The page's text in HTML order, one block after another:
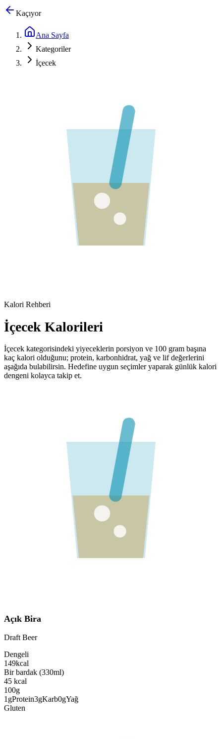
Kaçıyor
Ana Sayfa
Kategoriler
İçecek
Kalori Rehberi
İçecek Kalorileri
İçecek kategorisindeki yiyeceklerin porsiyon ve 100 gram başına
kaç kalori olduğunu; protein, karbonhidrat, yağ ve lif değerlerini
aşağıda bulabilirsin. Hedefine uygun seçimler yaparak günlük kalori
dengeni kolayca takip et.
Açık Bira
Draft Beer
Dengeli
149kcal
Bir bardak (330ml)
45 kcal
100g
1 gProtein3gKarb0gYağ
Gluten